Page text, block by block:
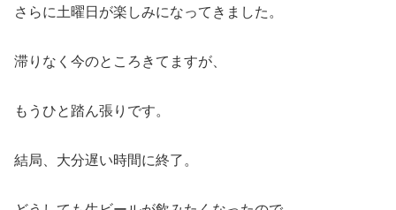
さらに土曜日が楽しみになってきました。
滞りなく今のところきてますが、
もうひと踏ん張りです。
結局、大分遅い時間に終了。